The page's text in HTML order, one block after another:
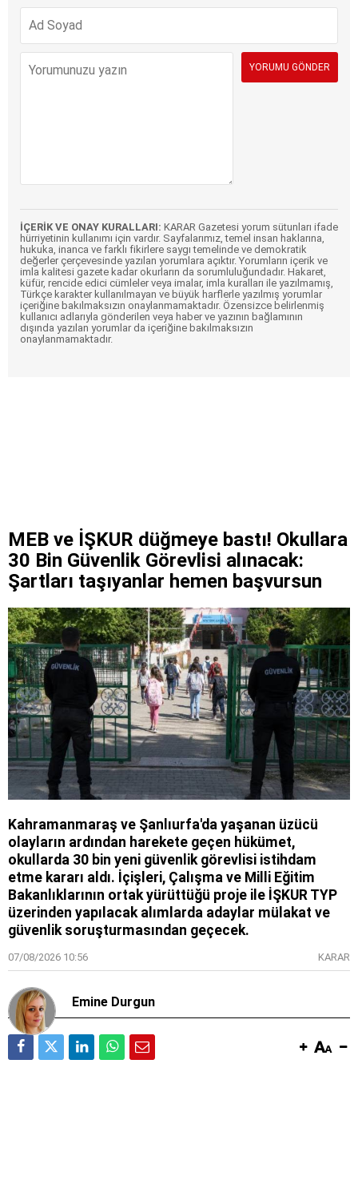
İÇERİK VE ONAY KURALLARI: KARAR Gazetesi yorum sütunları ifade
hürriyetinin kullanımı için vardır. Sayfalarımız, temel insan haklarına,
hukuka, inanca ve farklı fikirlere saygı temelinde ve demokratik
değerler çerçevesinde yazılan yorumlara açıktır. Yorumların içerik ve
imla kalitesi gazete kadar okurların da sorumluluğundadır. Hakaret,
küfür, rencide edici cümleler veya imalar, imla kuralları ile yazılmamış,
Türkçe karakter kullanılmayan ve büyük harflerle yazılmış yorumlar
içeriğine bakılmaksızın onaylanmamaktadır. Özensizce belirlenmiş
kullanıcı adlarıyla gönderilen veya haber ve yazının bağlamının
dışında yazılan yorumlar da içeriğine bakılmaksızın
onaylanmamaktadır.
MEB ve İŞKUR düğmeye bastı! Okullara
30 Bin Güvenlik Görevlisi alınacak:
Şartları taşıyanlar hemen başvursun
Kahramanmaraş ve Şanlıurfa'da yaşanan üzücü
olayların ardından harekete geçen hükümet,
okullarda 30 bin yeni güvenlik görevlisi istihdam
etme kararı aldı. İçişleri, Çalışma ve Milli Eğitim
Bakanlıklarının ortak yürüttüğü proje ile İŞKUR TYP
üzerinden yapılacak alımlarda adaylar mülakat ve
güvenlik soruşturmasından geçecek.
07/08/2026 10:56 KARAR
Emine Durgun